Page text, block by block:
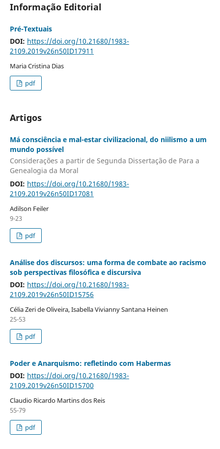
Informação Editorial
Pré-Textuais
DOI: https://doi.org/10.21680/1983-
2109.2019v26n50ID17911
Maria Cristina Dias
pdf
Artigos
Má consciência e mal-estar civilizacional, do niilismo a um
mundo possível
Considerações a partir de Segunda Dissertação de Para a
Genealogia da Moral
DOI: https://doi.org/10.21680/1983-
2109.2019v26n50ID17081
Adilson Feiler
9-23
pdf
Análise dos discursos: uma forma de combate ao racismo
sob perspectivas filosófica e discursiva
DOI: https://doi.org/10.21680/1983-
2109.2019v26n50ID15756
Célia Zeri de Oliveira, Isabella Vivianny Santana Heinen
25-53
pdf
Poder e Anarquismo: refletindo com Habermas
DOI: https://doi.org/10.21680/1983-
2109.2019v26n50ID15700
Claudio Ricardo Martins dos Reis
55-79
pdf